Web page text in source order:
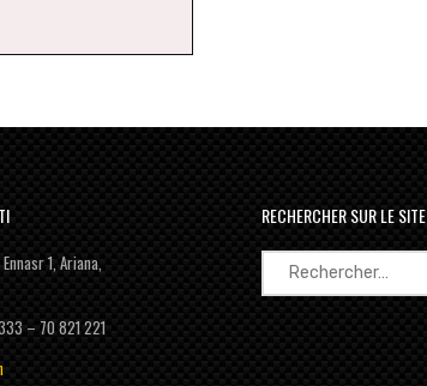
1, Ariana,
– 70 821 221
RECHERCHER SUR LE SITE
Rechercher :